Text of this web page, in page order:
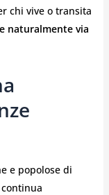
chi vive o transita
naturalmente via
e popolose di